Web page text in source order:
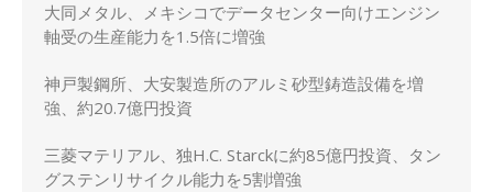
大同メタル、メキシコでデータセンター向けエンジン
軸受の生産能力を1.5倍に増強
神戸製鋼所、大安製造所のアルミ砂型鋳造設備を増
強、約20.7億円投資
三菱マテリアル、独H.C. Starckに約85億円投資、タン
グステンリサイクル能力を5割増強